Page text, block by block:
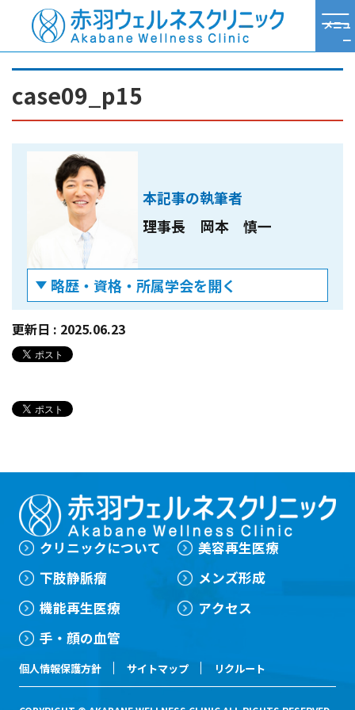
メニュ
ー
case09_p15
本記事の執筆者
理事長
岡本 慎一
略歴・資格・所属学会を開く
略歴
2002年
京都府立医科大学 卒業
2002年
2015年
資格
医学博士
下肢静脈瘤血管内焼灼術指導医
日本脈管学会 脈管専門医
日本整形外科学会 専門医
弾性ストッキング・コンダクター
所属学会
日本再生医療学会
日本脈管学会
日本整形外科学会
更新日 : 2025.06.23
クリニックについて
下肢静脈瘤
機能再生医療
手・顔の血管
美容再生医療
メンズ形成
アクセス
個人情報保護方針 サイトマップ リクルート